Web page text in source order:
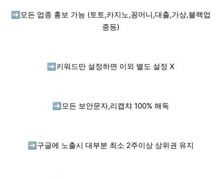
➡️ 모든 업종 홍보 가능 (토토,카지노,꽁머니,대출,가상,블랙업
종등)
➡️ 키워드만 설정하면 이외 별도 설정 X
➡️ 모든 보안문자,리캡챠 100% 해독
➡️ 구글에 노출시 대부분 최소 2주이상 상위권 유지